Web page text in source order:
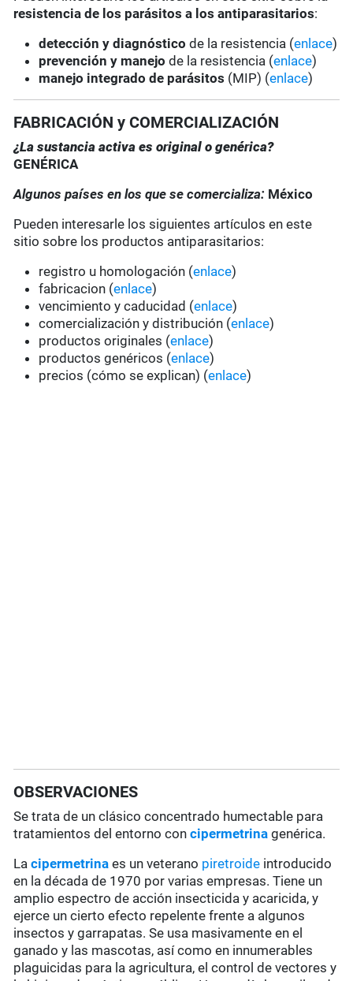
resistencia de los parásitos a los antiparasitarios:
detección y diagnóstico de la resistencia (enlace)
prevención y manejo de la resistencia (enlace)
manejo integrado de parásitos (MIP) (enlace)
FABRICACIÓN y COMERCIALIZACIÓN
¿La sustancia activa es original o genérica?
GENÉRICA
Algunos países en los que se comercializa: México
Pueden interesarle los siguientes artículos en este
sitio sobre los productos antiparasitarios:
registro u homologación (enlace)
fabricacion (enlace)
vencimiento y caducidad (enlace)
comercialización y distribución (enlace)
productos originales (enlace)
productos genéricos (enlace)
precios (cómo se explican) (enlace)
OBSERVACIONES
Se trata de un clásico concentrado humectable para
tratamientos del entorno concipermetrina genérica.
Lacipermetrinaes un veterano piretroide introducido
en la década de 1970 por varias empresas. Tiene un
amplio espectro de acción insecticida y acaricida, y
ejerce un cierto efecto repelente frente a algunos
insectos y garrapatas. Se usa masivamente en el
ganado y las mascotas, así como en innumerables
plaguicidas para la agricultura, el control de vectores y